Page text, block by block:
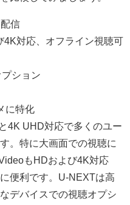
信
対応、オフライン視聴可
ション
に特化
4K UHD対応で多くのユー
。特に大画面での視聴に
もHDおよび4K対応
便利です。U-NEXTは高
デバイスでの視聴オプシ